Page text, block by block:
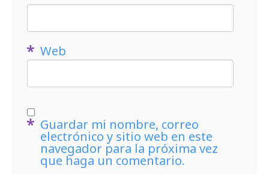
Web
Guardar mi nombre, correo
electrónico y sitio web en este
navegador para la próxima vez
que haga un comentario.